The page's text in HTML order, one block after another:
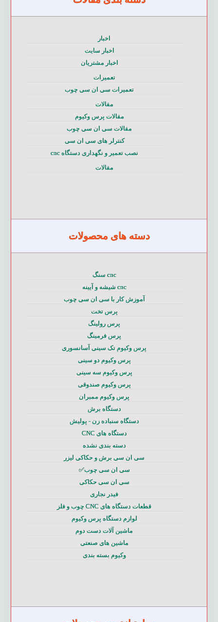
اخبار
اخبار سایت
اخبار مشتریان
تعمیرات
تعمیرات سی ان سی چوب
مقالات
مقالات پرس وکیوم
مقالات سی ان سی چوب
کنترلر های سی ان سی
نصب تعمیر و نگهداری دستگاه cnc
مقالات
دسته های محصولات
cnc سنگ
cnc شیشه و آیینه
آموزش کار با سی ان سی چوب
پرس تخت
پرس رولینگ
پرس فرمینگ
پرس وکیوم تک سینی آسانسوری
پرس وکیوم دو سینی
پرس وکیوم سه سینی
پرس وکیوم صندوقی
پرس وکیوم ممبران
دستگاه برش
دستگاه سنباده زن - پولیش
دستگاه های CNC
دسته بندی نشده
سی ان سی برش و حکاکی لیزر
سی ان سی چوب✅
سی ان سی حکاکی
فیدر نجاری
قطعات دستگاه های CNC چوب و فلز
لوازم دستگاه پرس وکیوم
ماشین آلات دست دوم
ماشین های صنعتی
وکیوم بسته بندی